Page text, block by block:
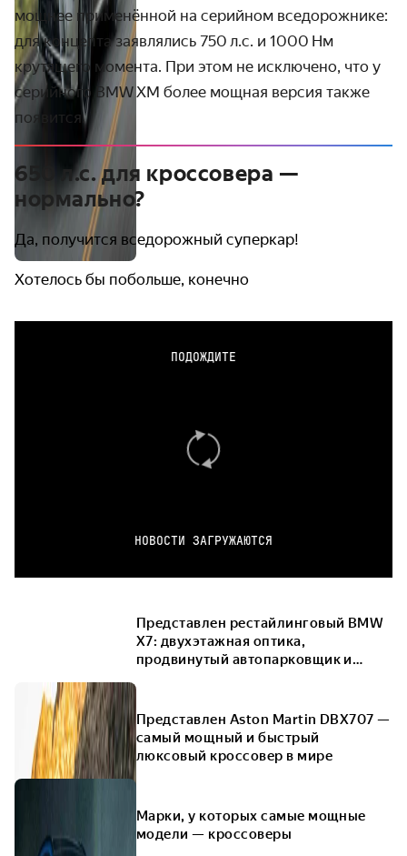
мощнее применённой на серийном вседорожнике:
для концепта заявлялись 750 л.с. и 1000 Нм
крутящего момента. При этом не исключено, что у
серийного BMW XM более мощная версия также
появится.
650 л.с. для кроссовера —
нормально?
Да, получится вседорожный суперкар!
Хотелось бы побольше, конечно
ПОДОЖДИТЕ
НОВОСТИ ЗАГРУЖАЮТСЯ
Представлен рестайлинговый BMW
X7: двухэтажная оптика,
продвинутый автопарковщик и
Представлен Aston Martin DBX707 —
самый мощный и быстрый
люксовый кроссовер в мире
Марки, у которых самые мощные
модели — кроссоверы